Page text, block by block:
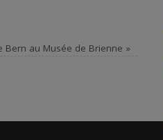
Bern au Musée de Brienne »